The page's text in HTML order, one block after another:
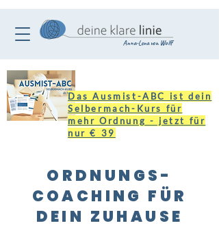
Anna-Lena von Wolff
Das Ausmist-ABC ist dein
Selbermach-Kurs für
mehr Ordnung - jetzt für
nur € 39
ORDNUNGS-
COACHING FÜR
DEIN ZUHAUSE